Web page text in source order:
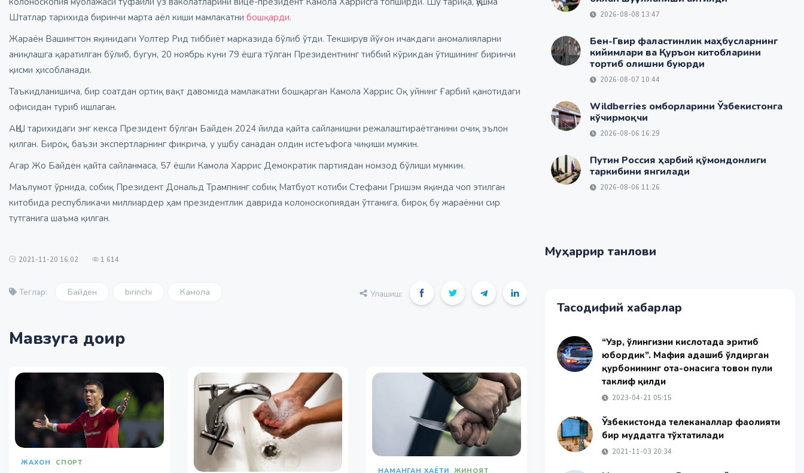
Штатлар тарихида биринчи марта аёл киши мамлакатни бошқарди.
Жараён Вашингтон яқинидаги Уолтер Рид тиббиёт марказида бўлиб ўтди. Текширув йўғон ичакдаги аномалияларни
аниқлашга қаратилган бўлиб, бугун, 20 ноябрь куни 79 ёшга тўлган Президентнинг тиббий кўрикдан ўтишининг биринчи
қисми ҳисобланади.
Таъкидланишича, бир соатдан ортиқ вақт давомида мамлакатни бошқарган Камола Харрис Оқ уйнинг Ғарбий қанотидаги
офисидан туриб ишлаган.
АҚШ тарихидаги энг кекса Президент бўлган Байден 2024 йилда қайта сайланишни режалаштираётганини очиқ эълон
қилган. Бироқ, баъзи экспертларнинг фикрича, у ушбу санадан олдин истеъфога чиқиши мумкин.
Агар Жо Байден қайта сайланмаса, 57 ёшли Камола Харрис Демократик партиядан номзод бўлиши мумкин.
Маълумот ўрнида, собиқ Президент Дональд Трампнинг собиқ Матбуот котиби Стефани Гришэм яқинда чоп этилган
китобида республикачи миллиардер ҳам президентлик даврида колоноскопиядан ўтганига, бироқ бу жараённи сир
тутганига шаъма қилган.
2021-11-20 16:02 1 614
Теглар: Байден birinchi Камола Улашиш:
Мавзуга доир
ЖАХОН
СПОРТ
НАМАНГАН ХАЁТИ ЖИНОЯТ
2026-08-08 13:47
Бен-Гвир фаластинлик маҳбусларнинг
кийимлари ва Қуръон китобларини
тортиб олишни буюрди
2026-08-07 10:44
Wildberries омборларини Ўзбекистонга
кўчирмоқчи
2026-08-06 16:29
Путин Россия ҳарбий қўмондонлиги
таркибини янгилади
2026-08-06 11:26
Муҳаррир танлови
Тасодифий хабарлар
“Узр, ўғлингизни кислотада эритиб
юбордик”. Мафия адашиб ўлдирган
қурбонининг ота-онасига товон пули
таклиф қилди
2023-04-21 05:15
Ўзбекистонда телеканаллар фаолияти
бир муддатга тўхтатилади
2021-11-03 20:34